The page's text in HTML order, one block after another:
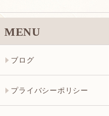
MENU
ブログ
プライバシーポリシー